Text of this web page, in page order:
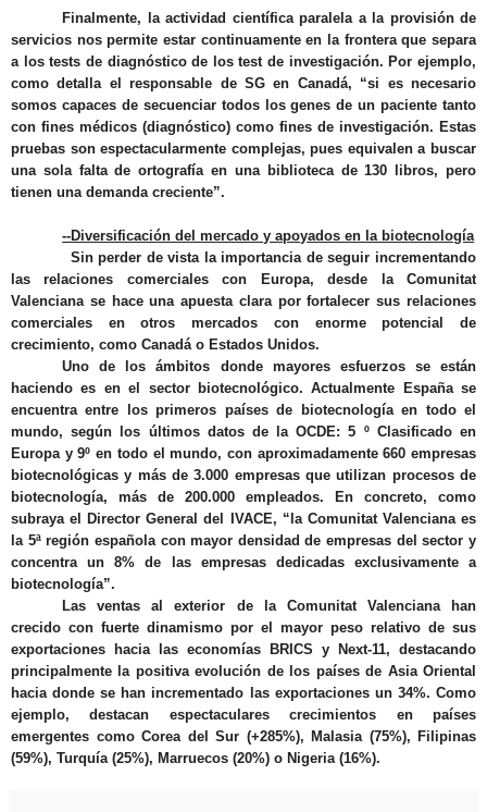
Finalmente,
la actividad científica paralela a la provisión de
servicios nos permite estar continuamente en la frontera que separa
a los tests de diagnóstico de los test de investigación. Por ejemplo,
como detalla el responsable de SG en Canadá, “si es necesario
somos capaces de secuenciar todos los genes de un paciente tanto
con fines médicos (diagnóstico) como fines de investigación. Estas
pruebas son espectacularmente complejas, pues equivalen a buscar
una sola falta de ortografía en una biblioteca de 130 libros, pero
tienen una demanda creciente”.
--Diversificación del mercado y apoyados en la biotecnología
Sin perder de vista la importancia de seguir incrementando
las relaciones comerciales con Europa,desde la Comunitat
Valenciana se hace una apuesta clara por fortalecer sus relaciones
comerciales en otros mercados con enorme potencial de
crecimiento, como Canadá o Estados Unidos.
Uno de los ámbitos donde mayores esfuerzos se están
haciendo es en el sector biotecnológico. Actualmente España se
encuentra entre los primeros países de biotecnología en todo el
mundo, según los últimos datos de la OCDE: 5 º Clasificado en
Europa y 9º en todo el mundo, con aproximadamente 660 empresas
biotecnológicas y más de 3.000 empresas que utilizan procesos de
biotecnología, más de 200.000 empleados. En concreto, como
subraya el Director General del IVACE, “ la Comunitat Valenciana es
la 5ª región española con mayor densidad de empresas del sector y
concentra un 8% de las empresas dedicadas exclusivamente a
biotecnología”.
Las ventas al exterior de la Comunitat Valenciana han
crecido con fuerte dinamismo por el mayor peso relativo de sus
exportaciones hacia las economías BRICS y Next-11, destacando
principalmente la positiva evolución de los países de Asia Oriental
hacia donde se han incrementado las exportaciones un 34%. Como
ejemplo, destacan espectaculares crecimientos en países
emergentes como Corea del Sur (+285%), Malasia (75%), Filipinas
(59%), Turquía (25%), Marruecos (20%) o Nigeria (16%).